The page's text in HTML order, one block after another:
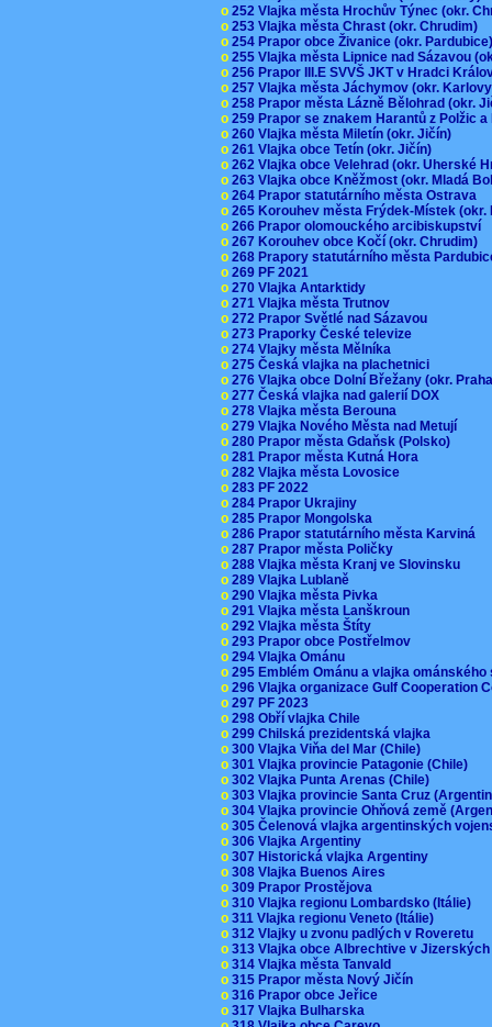
o 252 Vlajka města Hrochův Týnec (okr.
o 253 Vlajka města Chrast (okr. Chrudim)
o 254 Prapor obce Živanice (okr.
o 255 Vlajka města Lipnice nad Sázavou
o 256 Prapor III.E SVVŠ JKT v Hradci
o 257 Vlajka města Jáchymov (okr.
o 258 Prapor města Lázně Bělohrad (okr.
o 259 Prapor se znakem Harantů z Polžic
o 260 Vlajka města Miletín (okr. Jičín)
o 261 Vlajka obce Tetín (okr. Jičín)
o 262 Vlajka obce Velehrad (okr. Uherské
o 263 Vlajka obce Kněžmost (okr. Mladá
o 264 Prapor statutárního města Ostrava
o 265 Korouhev města Frýdek-Místek
o 266 Prapor olomouckého arcibiskupství
o 267 Korouhev obce Kočí (okr. Chrudim)
o 268 Prapory statutárního města
o 269 PF 2021
o 270 Vlajka Antarktidy
o 271 Vlajka města Trutnov
o 272 Prapor Světlé nad Sázavou
o 273 Praporky České televize
o 274 Vlajky města Mělníka
o 275 Česká vlajka na plachetnici
o 276 Vlajka obce Dolní Břežany (okr.
o 277 Česká vlajka nad galerií DOX
o 278 Vlajka města Berouna
o 279 Vlajka Nového Města nad Metují
o 280 Prapor města Gdaňsk (Polsko)
o 281 Prapor města Kutná Hora
o 282 Vlajka města Lovosice
o 283 PF 2022
o 284 Prapor Ukrajiny
o 285 Prapor Mongolska
o 286 Prapor statutárního města Karviná
o 287 Prapor města Poličky
o 288 Vlajka města Kranj ve Slovinsku
o 289 Vlajka Lublaně
o 290 Vlajka města Pivka
o 291 Vlajka města Lanškroun
o 292 Vlajka města Štíty
o 293 Prapor obce Postřelmov
o 294 Vlajka Ománu
o 295 Emblém Ománu a vlajka
o 296 Vlajka organizace Gulf Cooperation
o 297 PF 2023
o 298 Obří vlajka Chile
o 299 Chilská prezidentská vlajka
o 300 Vlajka Viňa del Mar (Chile)
o 301 Vlajka provincie Patagonie (Chile)
o 302 Vlajka Punta Arenas (Chile)
o 303 Vlajka provincie Santa Cruz
o 304 Vlajka provincie Ohňová země
o 305 Čelenová vlajka argentinských
o 306 Vlajka Argentiny
o 307 Historická vlajka Argentiny
o 308 Vlajka Buenos Aires
o 309 Prapor Prostějova
o 310 Vlajka regionu Lombardsko (Itálie)
o 311 Vlajka regionu Veneto (Itálie)
o 312 Vlajky u zvonu padlých v Roveretu
o 313 Vlajka obce Albrechtive v
o 314 Vlajka města Tanvald
o 315 Prapor města Nový Jičín
o 316 Prapor obce Jeřice
o 317 Vlajka Bulharska